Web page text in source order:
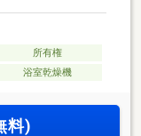
所有権
浴室乾燥機
料)